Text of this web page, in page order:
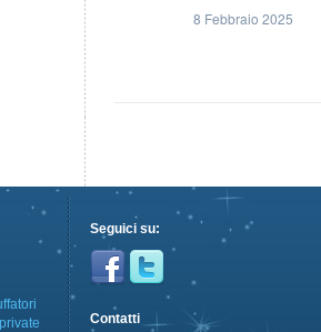
8 Febbraio 2025
Seguici su:
Contatti